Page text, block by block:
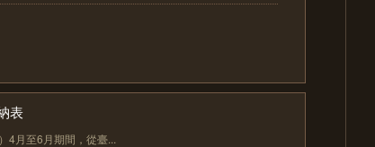
表
4月至6月期間，從臺...